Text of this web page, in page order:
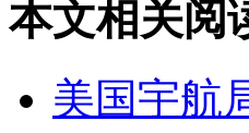
本文相关阅
美国宇航